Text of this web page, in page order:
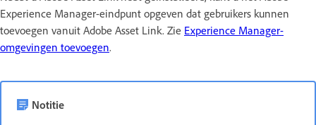
Experience Manager-eindpunt opgeven dat gebruikers kunnen
toevoegen vanuit Adobe Asset Link. Zie Experience Manager-
omgevingen toevoegen.
Notitie